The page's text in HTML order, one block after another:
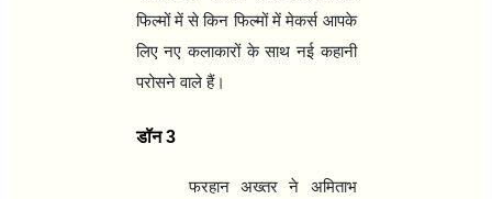
फिल्मों में से किन फिल्मों में मेकर्स आपके
लिए नए कलाकारों के साथ नई कहानी
परोसने वाले हैं।
डॉन3
फरहान अख्तर ने अमिताभ